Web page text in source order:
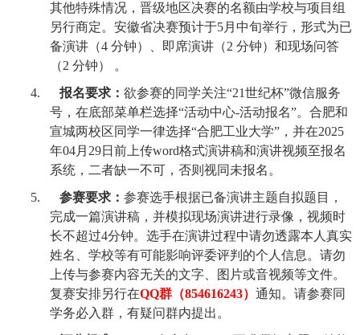
其他特殊情况，晋级地区决赛的名额由学校与项目组
另行商定。安徽省决赛预计于5月中旬举行，形式为已
备演讲（4 分钟）、即席演讲（2 分钟）和现场问答
（2 分钟） 。
4.
报名要求 ： 欲参赛的同学关注“21世纪杯”微信服务
号，在底部菜单栏选择“活动中心-活动报名”。合肥和
宣城两校区同学一律选择“合肥工业大学”，并在2025
年04月 29日 前上传word格式演讲稿和演讲视频至报名
系统，二者缺一不可，否则视同未报名。
5.
参赛要求： 参赛选手根据已备演讲主题自拟题目，
完成一篇演讲稿，并模拟现场演讲进行录像，视频时
长不超过4分钟。选手在演讲过程中请勿透露本人真实
姓名、学校等有可能影响评委评判的个人信息。请勿
上传与参赛内容无关的文字、图片或音视频等文件。
复赛安排另行在QQ群（854616243） 通知。请参赛同
学务必入群，有疑问群内提出。